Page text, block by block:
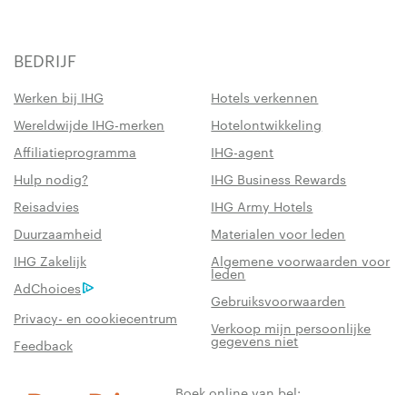
BEDRIJF
Werken bij IHG
Hotels verkennen
Wereldwijde IHG-merken
Hotelontwikkeling
Affiliatieprogramma
IHG-agent
Hulp nodig?
IHG Business Rewards
Reisadvies
IHG Army Hotels
Duurzaamheid
Materialen voor leden
IHG Zakelijk
Algemene voorwaarden voor
leden
AdChoices
Gebruiksvoorwaarden
Privacy- en cookiecentrum
Verkoop mijn persoonlijke
gegevens niet
Feedback